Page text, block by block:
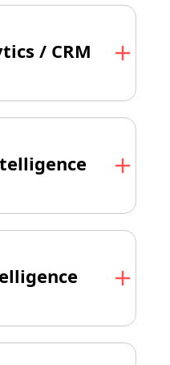
/ CRM